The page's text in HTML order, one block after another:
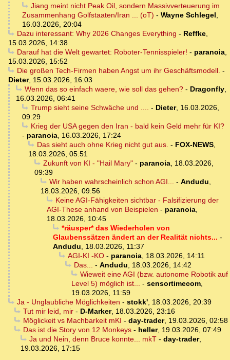
Jiang meint nicht Peak Oil, sondern Massivverteuerung im
Zusammenhang Golfstaaten/Iran ... (oT) - Wayne Schlegel,
16.03.2026, 20:04
Dazu interessant: Why 2026 Changes Everything - Reffke,
15.03.2026, 14:38
Darauf hat die Welt gewartet: Roboter-Tennisspieler! - paranoia,
15.03.2026, 15:52
Die großen Tech-Firmen haben Angst um ihr Geschäftsmodell. -
Dieter, 15.03.2026, 16:03
Wenn das so einfach waere, wie soll das gehen?- Dragonfly,
16.03.2026, 06:41
Trump sieht seine Schwäche und .... - Dieter, 16.03.2026,
09:29
Krieg der USA gegen den Iran - bald kein Geld mehr für KI?
- paranoia, 16.03.2026, 17:24
Das sieht auch ohne Krieg nicht gut aus. - FOX-NEWS,
18.03.2026, 05:51
Zukunft von KI - "Hail Mary"- paranoia, 18.03.2026,
09:39
Wir haben wahrscheinlich schon AGI... - Andudu,
18.03.2026, 09:56
Keine AGI-Fähigkeiten sichtbar - Falsifizierung der
AGI-These anhand von Beispielen - paranoia,
18.03.2026, 10:45
*räusper* das Wiederholen von
Glaubenssätzen ändert an der Realität nichts... -
Andudu, 18.03.2026, 11:37
AGI-KI -KO- paranoia, 18.03.2026, 14:11
Das... - Andudu, 18.03.2026, 14:42
Wieweit eine AGI (bzw. autonome Robotik auf
Level 5) möglich ist... - sensortimecom,
19.03.2026, 11:59
Ja - Unglaubliche Möglichkeiten - stokk', 18.03.2026, 20:39
Tut mir leid, mir- D-Marker, 18.03.2026, 23:16
Möglickeit vs Machbarkeit mKI - day-trader, 19.03.2026, 02:58
Das ist die Story von 12 Monkeys- heller, 19.03.2026, 07:49
Ja und Nein, denn Bruce konnte... mkT- day-trader,
19.03.2026, 17:15